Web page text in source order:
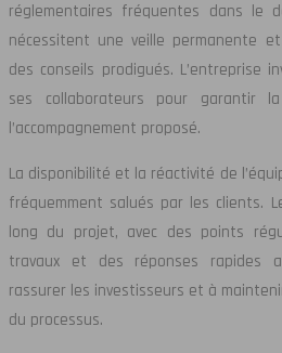
réglementaires fréquentes dans le
nécessitent une veille permanente
des conseils prodigués. L’entreprise
ses collaborateurs pour garantir
l’accompagnement proposé.
La disponibilité et la réactivité de
fréquemment salués par les clients.
long du projet, avec des points
travaux et des réponses rapides
rassurer les investisseurs et à
du processus.